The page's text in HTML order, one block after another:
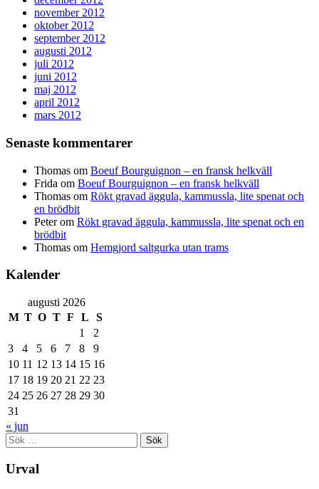
november 2012
oktober 2012
september 2012
augusti 2012
juli 2012
juni 2012
maj 2012
april 2012
mars 2012
Senaste kommentarer
Thomas om Boeuf Bourguignon – en fransk helkväll
Frida om Boeuf Bourguignon – en fransk helkväll
Thomas om Rökt gravad äggula, kammussla, lite spenat och
en brödbit
Peterom Rökt gravad äggula, kammussla, lite spenat och en
brödbit
Thomas om Hemgjord saltgurka utan trams
Kalender
augusti 2026
M T O T F L
S
1
2
3
4 5 6 7 8
9
10 11 12 13 14 15 16
17 18 19 20 21 22 23
24 25 26 27 28 29 30
31
« jun
Sök
efter:
Urval